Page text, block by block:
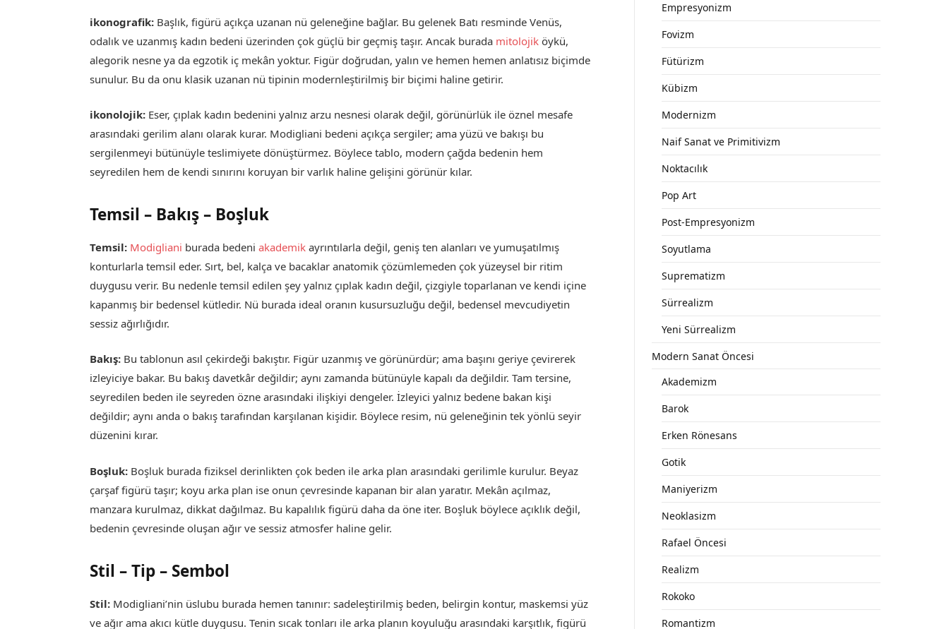
ikonografik: Başlık, figürü açıkça uzanan nü geleneğine bağlar. Bu gelenek Batı resminde Venüs,
odalık ve uzanmış kadın bedeni üzerinden çok güçlü bir geçmiş taşır. Ancak burada mitolojik öykü,
alegorik nesne ya da egzotik iç mekân yoktur. Figür doğrudan, yalın ve hemen hemen anlatısız biçimde
sunulur. Bu da onu klasik uzanan nü tipinin modernleştirilmiş bir biçimi haline getirir.
ikonolojik: Eser, çıplak kadın bedenini yalnız arzu nesnesi olarak değil, görünürlük ile öznel mesafe
arasındaki gerilim alanı olarak kurar. Modigliani bedeni açıkça sergiler; ama yüzü ve bakışı bu
sergilenmeyi bütünüyle teslimiyete dönüştürmez. Böylece tablo, modern çağda bedenin hem
seyredilen hem de kendi sınırını koruyan bir varlık haline gelişini görünür kılar.
Temsil – Bakış – Boşluk
Temsil: Modigliani burada bedeniakademik ayrıntılarla değil, geniş ten alanları ve yumuşatılmış
konturlarla temsil eder. Sırt, bel, kalça ve bacaklar anatomik çözümlemeden çok yüzeysel bir ritim
duygusu verir. Bu nedenle temsil edilen şey yalnız çıplak kadın değil, çizgiyle toparlanan ve kendi içine
kapanmış bir bedensel kütledir. Nü burada ideal oranın kusursuzluğu değil, bedensel mevcudiyetin
sessiz ağırlığıdır.
Bakış: Bu tablonun asıl çekirdeği bakıştır. Figür uzanmış ve görünürdür; ama başını geriye çevirerek
izleyiciye bakar. Bu bakış davetkâr değildir; aynı zamanda bütünüyle kapalı da değildir. Tam tersine,
seyredilen beden ile seyreden özne arasındaki ilişkiyi dengeler. İzleyici yalnız bedene bakan kişi
değildir; aynı anda o bakış tarafından karşılanan kişidir. Böylece resim, nü geleneğinin tek yönlü seyir
düzenini kırar.
Boşluk: Boşluk burada fiziksel derinlikten çok beden ile arka plan arasındaki gerilimle kurulur. Beyaz
çarşaf figürü taşır; koyu arka plan ise onun çevresinde kapanan bir alan yaratır. Mekân açılmaz,
manzara kurulmaz, dikkat dağılmaz. Bu kapalılık figürü daha da öne iter. Boşluk böylece açıklık değil,
bedenin çevresinde oluşan ağır ve sessiz atmosfer haline gelir.
Stil – Tip – Sembol
Stil: Modigliani’nin üslubu burada hemen tanınır: sadeleştirilmiş beden, belirgin kontur, maskemsi yüz
ve ağır ama akıcı kütle duygusu. Tenin sıcak tonları ile arka planın koyuluğu arasındaki karşıtlık, figürü
Empresyonizm
Fovizm
Fütürizm
Kübizm
Modernizm
Naif Sanat ve Primitivizm
Noktacılık
Pop Art
Post-Empresyonizm
Soyutlama
Suprematizm
Sürrealizm
Yeni Sürrealizm
Modern Sanat Öncesi
Akademizm
Barok
Erken Rönesans
Gotik
Maniyerizm
Neoklasizm
Rafael Öncesi
Realizm
Rokoko
Romantizm